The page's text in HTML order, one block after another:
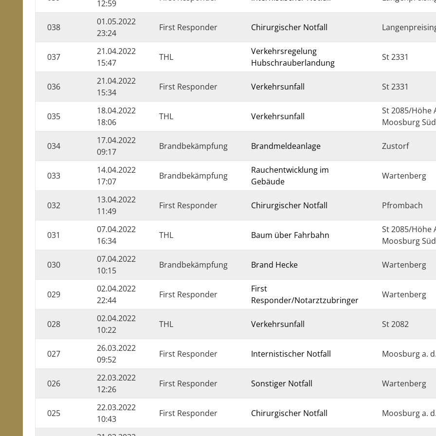
12:59
038
01.05.2022
23:24
First Responder Chirurgischer Notfall
037
21.04.2022
15:47
THL
Verkehrsregelung
Hubschrauberlandung
St 2331
036
21.04.2022
15:34
First Responder Verkehrsunfall St 2331
035
18.04.2022
18:06
THL Verkehrsunfall
St 2085/Höhe
Moosburg Süd
034
17.04.2022
09:17
Brandbekämpfung Brandmeldeanlage Zustorf
033
14.04.2022
17:07
Brandbekämpfung
Rauchentwicklung im
Gebäude
Wartenberg
032
13.04.2022
11:49
First Responder Chirurgischer Notfall Pfrombach
031
07.04.2022
16:34
THL Baum über Fahrbahn
St 2085/Höhe
Moosburg Süd
030
07.04.2022
10:15
Brandbekämpfung Brand Hecke Wartenberg
029
02.04.2022
22:44
First Responder
First
Responder/Notarztzubringer
Wartenberg
028
02.04.2022
10:22
THL Verkehrsunfall St 2082
027
26.03.2022
09:52
First Responder Internistischer Notfall Moosburg a.
026
22.03.2022
12:26
First Responder Sonstiger Notfall Wartenberg
025
22.03.2022
10:43
First Responder Chirurgischer Notfall Moosburg a.